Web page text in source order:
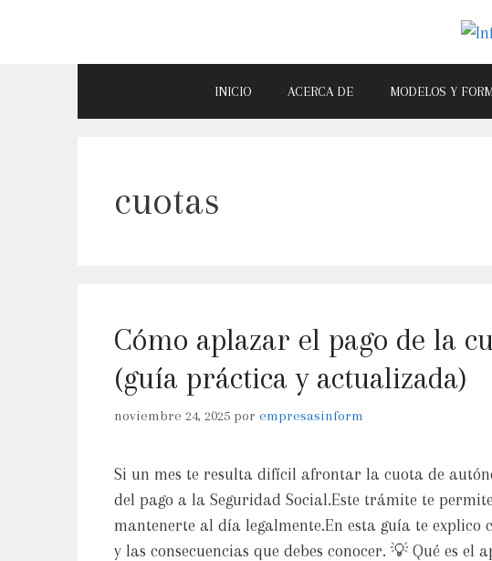
INICIO ACERCA DE MODELOS Y
cuotas
Cómo aplazar el pago de la
(guía práctica y actualizada)
noviembre 24, 2025 por empresasinform
Si un mes te resulta difícil afrontar la cuota de
del pago a la Seguridad Social.Este trámite te
mantenerte al día legalmente.En esta guía te explico
y las consecuencias que debes conocer. 💡 Qué es el